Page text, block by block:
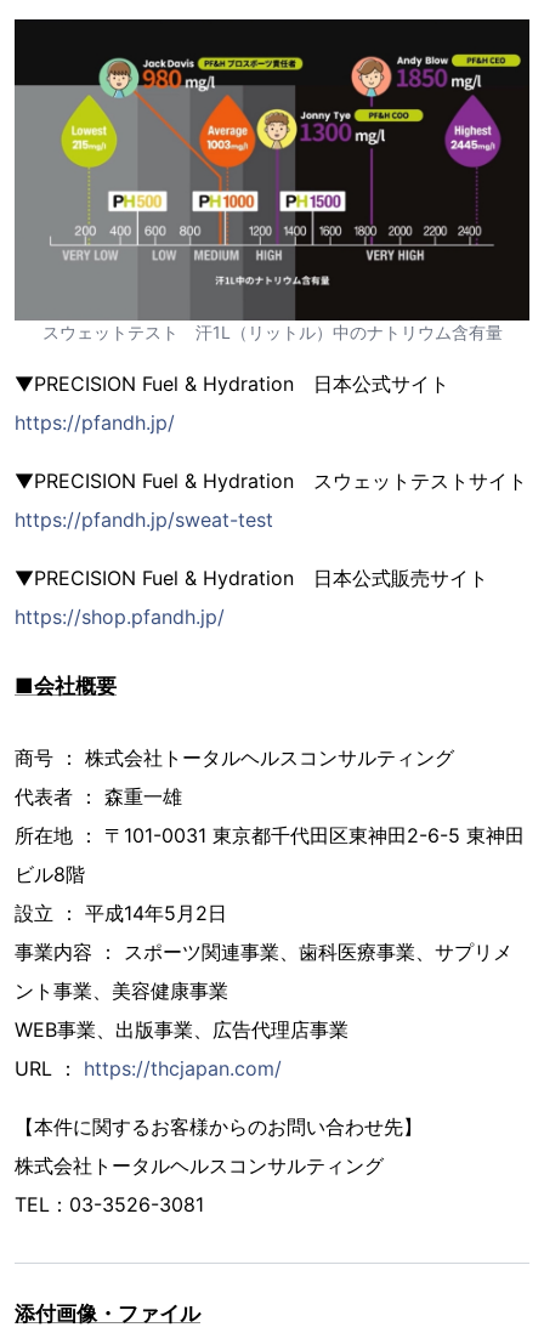
スウェットテスト 汗1L（リットル）中のナトリウム含有量
▼PRECISION Fuel & Hydration 日本公式サイト
https://pfandh.jp/
▼PRECISION Fuel & Hydration スウェットテストサイト
https://pfandh.jp/sweat-test
▼PRECISION Fuel & Hydration 日本公式販売サイト
https://shop.pfandh.jp/
■会社概要
商号 ： 株式会社トータルヘルスコンサルティング
代表者 ： 森重一雄
所在地 ： 〒101-0031 東京都千代田区東神田2-6-5 東神田
ビル8階
設立 ： 平成14年5月2日
事業内容 ： スポーツ関連事業、歯科医療事業、サプリメ
ント事業、美容健康事業
WEB事業、出版事業、広告代理店事業
URL ： https://thcjapan.com/
【本件に関するお客様からのお問い合わせ先】
株式会社トータルヘルスコンサルティング
TEL：03-3526-3081
添付画像・ファイル